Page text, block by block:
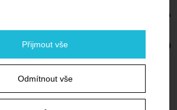
Přijmout vše
Odmítnout vše